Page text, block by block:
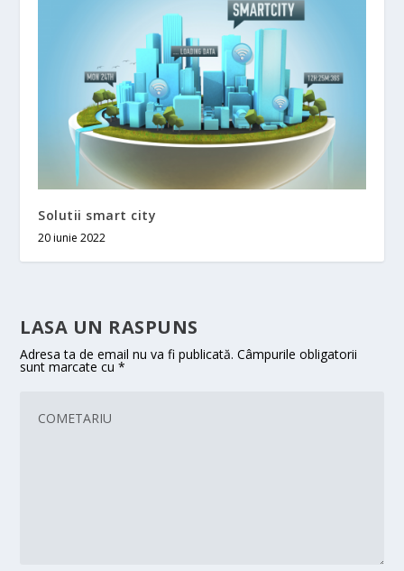
Solutii smart city
20 iunie 2022
LASA UN RASPUNS
Adresa ta de email nu va fi publicată. Câmpurile obligatorii
sunt marcate cu*